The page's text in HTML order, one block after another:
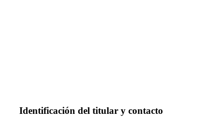
Identificación del titular y contacto